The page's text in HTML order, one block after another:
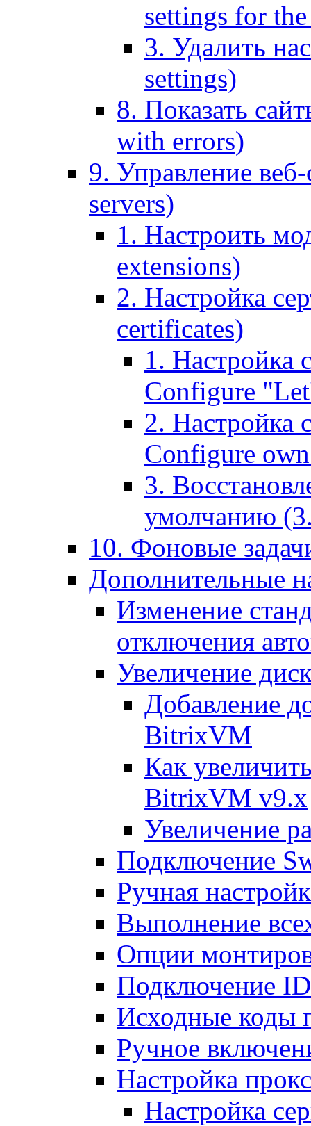
settings for
3. Удалить
settings)
8. Показать
with errors)
9. Управление
servers)
1. Настроить
extensions)
2. Настройка
certificates)
1. Настройка
Configure
2. Настройка
Configure
3.
умолчанию
10. Фоновые
Дополнительные
Изменение
отключения
Увеличение
Добавление
BitrixVM
Как
BitrixVM v9.x
Увеличение
Подключение
Ручная
Выполнение
Опции
Подключение
Исходные коды
Ручное
Настройка
Настройка